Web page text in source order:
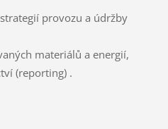
provozu a údržby
materiálů a energií,
(reporting) .